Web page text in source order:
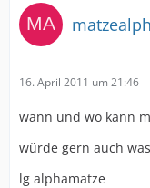
16. April 2011 um 21:46
wann und wo kann
würde gern auch
lg alphamatze